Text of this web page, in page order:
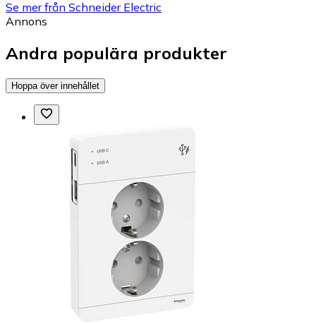
Se mer från Schneider Electric
Annons
Andra populära produkter
Hoppa över innehållet